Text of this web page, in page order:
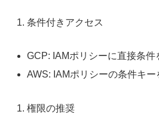
条件付きアクセス
GCP: IAMポリシーに直接条件
AWS: IAMポリシーの条件キー
権限の推奨